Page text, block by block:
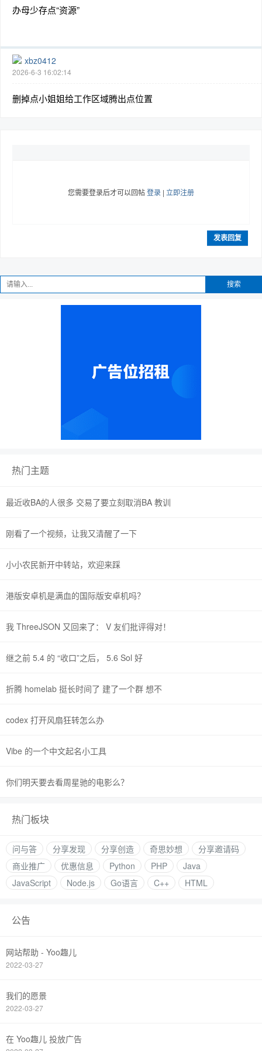
办母少存点“资源”
xbz0412
2026-6-3 16:02:14
删掉点小姐姐给工作区域腾出点位置
您需要登录后才可以回帖登录 | 立即注册
发表回复
搜索
热门主题
最近收BA的人很多 交易了要立刻取消BA 教训
刚看了一个视频，让我又清醒了一下
小小农民新开中转站，欢迎来踩
港版安卓机是满血的国际版安卓机吗？
我 ThreeJSON 又回来了： V 友们批评得对！
继之前 5.4 的 “收口”之后， 5.6 Sol 好
折腾 homelab 挺长时间了 建了一个群 想不
codex 打开风扇狂转怎么办
Vibe 的一个中文起名小工具
你们明天要去看周星驰的电影么？
热门板块
问与答 分享发现 分享创造 奇思妙想
分享邀请码
商业推广
优惠信息 Python PHP
Java
JavaScript
Node.js Go语言 C++ HTML
公告
网站帮助 - Yoo趣儿
2022-03-27
我们的愿景
2022-03-27
在 Yoo趣儿 投放广告